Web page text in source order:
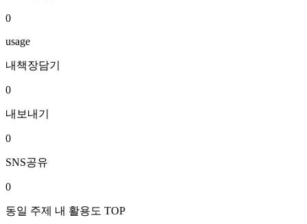
0
usage
내책장담기
0
내보내기
0
SNS공유
0
동일 주제 내 활용도 TOP